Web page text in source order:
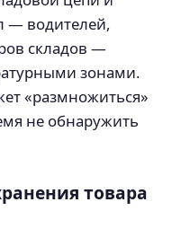
— водителей,
складов —
зонами.
«размножиться»
не обнаружить
товара